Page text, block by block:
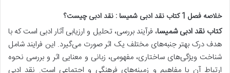
خلاصه فصل 1 کتاب نقد ادبی شمیسا : نقد ادبی چیست؟
کتاب نقد ادبی شمیسا، فرآیند بررسی، تحلیل و ارزیابی آثار ادبی است که با
هدف درک بهتر جنبه‌های مختلف یک اثر صورت می‌گیرد. این فرایند شامل
شناخت ویژگی‌های ساختاری، مفهومی، زبانی و معنایی اثر و بررسی نحوه
ارتباط آن با مفاهیم و زمینه‌های فرهنگی و اجتماعی است. نقد ادبی